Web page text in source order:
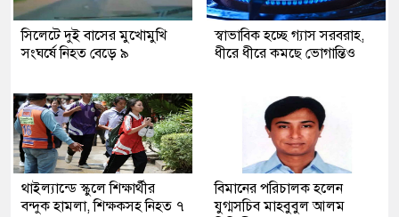
সিলেটে দুই বাসের মুখোমুখি
সংঘর্ষে নিহত বেড়ে ৯
স্বাভাবিক হচ্ছে গ্যাস সরবরাহ,
ধীরে ধীরে কমছে ভোগান্তিও
থাইল্যান্ডে স্কুলে শিক্ষার্থীর
বন্দুক হামলা, শিক্ষকসহ নিহত ৭
বিমানের পরিচালক হলেন
যুগ্মসচিব মাহবুবুল আলম